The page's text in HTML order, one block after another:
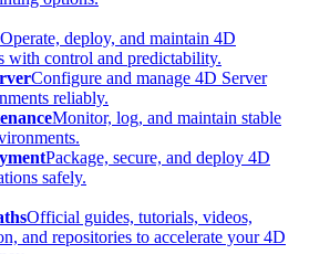
Operate, deploy, and maintain 4D
with control and predictability.
Configure and manage 4D Server
reliably.
Monitor, log, and maintain stable
Package, secure, and deploy 4D
safely.
Official guides, tutorials, videos,
and repositories to accelerate your 4D